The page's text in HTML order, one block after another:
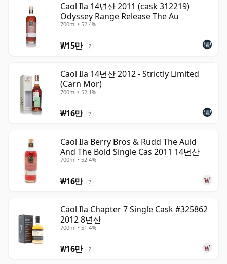
Caol Ila 14년산 2011 (cask 312219)
Odyssey Range Release The Au
700ml • 52.4%
₩15만 ?
Caol Ila 14년산 2012 - Strictly Limited
(Carn Mor)
700ml • 52.1%
₩16만 ?
Caol Ila Berry Bros & Rudd The Auld
And The Bold Single Cas 2011 14년산
700ml • 52.4%
₩16만 ?
Caol Ila Chapter 7 Single Cask #325862
2012 8년산
700ml • 51.4%
₩16만 ?